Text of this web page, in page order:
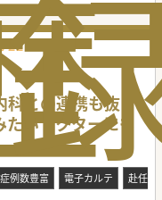
襲心臓治療の需要に対
加を図るための招聘
段と増強し、緊急カテ
バランス良く分散する
れることで、将来に
供し続ける組織力の
つ一般80床の単科専
域医療に深く貢献して
科との連携も抜
いドクターにも
症例数豊富 電子カルテ 赴任手